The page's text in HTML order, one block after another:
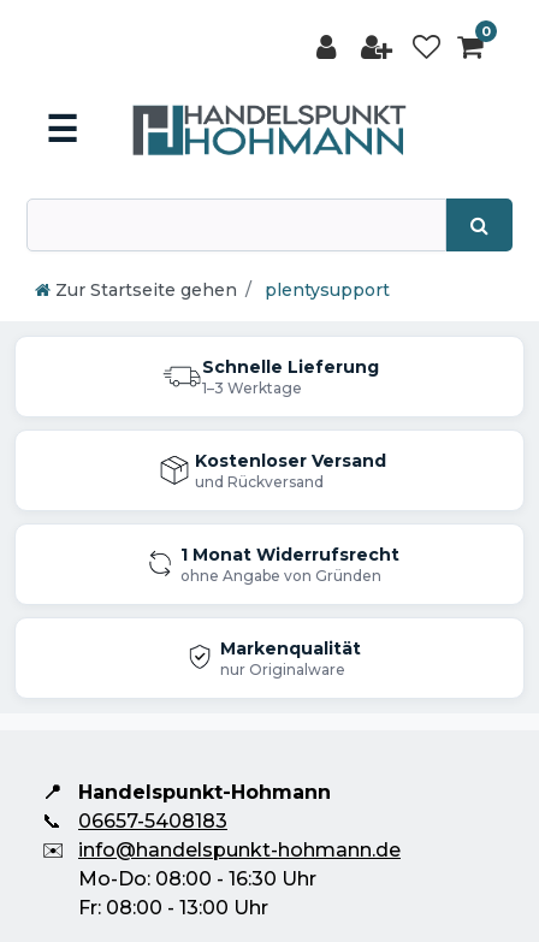
0
☰
Zur Startseite gehen plentysupport
Schnelle Lieferung
1–3 Werktage
Kostenloser Versand
und Rückversand
1 Monat Widerrufsrecht
ohne Angabe von Gründen
Markenqualität
nur Originalware
📍
Handelspunkt-Hohmann
📞
06657-5408183
✉️
info@handelspunkt-hohmann.de
Mo-Do: 08:00 - 16:30 Uhr
Fr: 08:00 - 13:00 Uhr